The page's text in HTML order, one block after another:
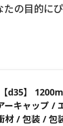
の目的に
d35】
ーキャップ /
材 / 包装 / 包